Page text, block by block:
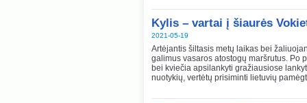
Kylis – vartai į šiaurės
2021-05-19
Artėjantis šiltasis metų laikas bei
galimus vasaros atostogų maršrutus. Po
bei kviečia apsilankyti gražiausiose
nuotykių, vertėtų prisiminti lietuvių